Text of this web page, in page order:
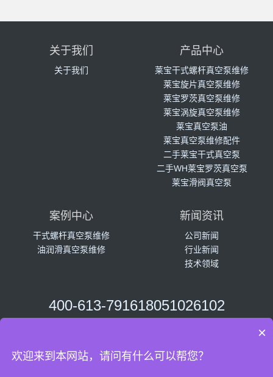
关于我们
关于我们
产品中心
莱宝干式螺杆真空泵维修
莱宝旋片真空泵维修
莱宝罗茨真空泵维修
莱宝涡旋真空泵维修
莱宝真空泵油
莱宝真空泵维修配件
二手莱宝干式真空泵
二手WH莱宝罗茨真空泵
莱宝滑阀真空泵
案例中心
干式螺杆真空泵维修
油润滑真空泵维修
新闻资讯
公司新闻
行业新闻
技术领域
400-613-791618051026102
×
欢迎来到本网站，请问有什么可以帮您？